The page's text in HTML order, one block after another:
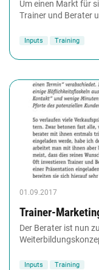
Um einen Markt für
Trainer und Berater
Inputs Training
01.09.2017
Trainer-
Der Berater ist nun
Inputs Training